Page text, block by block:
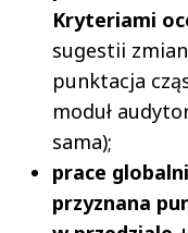
Kryteriami
sugestii
punktacja
moduł
sama);
prace
przyznana